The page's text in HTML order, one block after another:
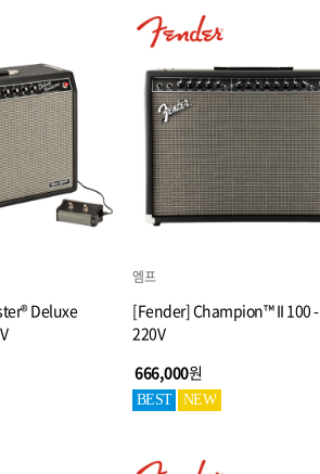
Deluxe
엠프
[Fender] Champion™ II 100
220V
666,000원
BEST NEW